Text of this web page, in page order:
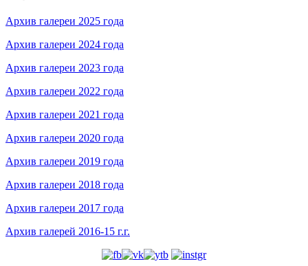
Архив галереи 2025 года
Архив галереи 2024 года
Архив галереи 2023 года
Архив галереи 2022 года
Архив галереи 2021 года
Архив галереи 2020 года
Архив галереи 2019 года
Архив галереи 2018 года
Архив галереи 2017 года
Архив галерей 2016-15 г.г.